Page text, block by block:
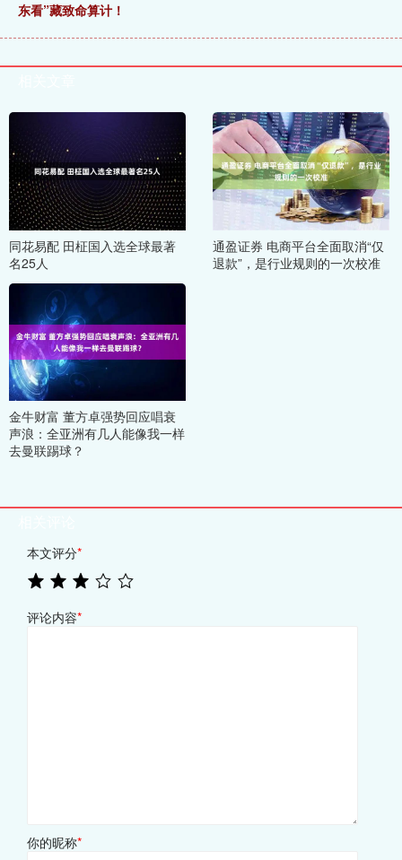
东看”藏致命算计！
同花易配 田柾国入选全球最著
名25人
通盈证券 电商平台全面取消“仅
退款”，是行业规则的一次校准
金牛财富 董方卓强势回应唱衰
声浪：全亚洲有几人能像我一样
去曼联踢球？
本文评分*
评论内容*
你的昵称*